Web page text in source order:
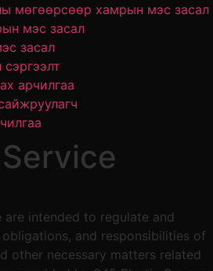
мөгөөрсөөр хамрын мэс засал
мэс засал
засал
арчилгаа
are intended to regulate and
and responsibilities of
other necessary matters related